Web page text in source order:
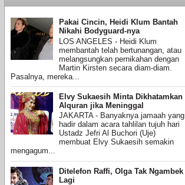
Pakai Cincin, Heidi Klum Bantah
Nikahi Bodyguard-nya
LOS ANGELES - Heidi Klum
membantah telah bertunangan, atau
melangsungkan pernikahan dengan
Martin Kirsten secara diam-diam.
Pasalnya, mereka...
Elvy Sukaesih Minta Dikhatamkan
Alquran jika Meninggal
JAKARTA - Banyaknya jamaah yang
hadir dalam acara tahlilan tujuh hari
Ustadz Jefri Al Buchori (Uje)
membuat Elvy Sukaesih semakin
mengagum...
Ditelefon Raffi, Olga Tak Ngambek
Lagi